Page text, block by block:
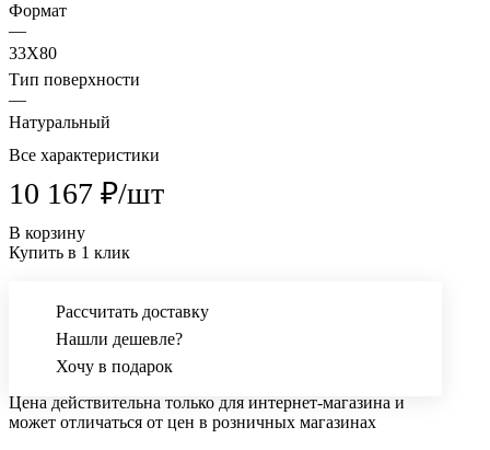
Формат
—
33X80
Тип поверхности
—
Натуральный
Все характеристики
10 167 ₽/шт
В корзину
Купить в 1 клик
Рассчитать доставку
Нашли дешевле?
Хочу в подарок
Цена действительна только для интернет-магазина и
может отличаться от цен в розничных магазинах